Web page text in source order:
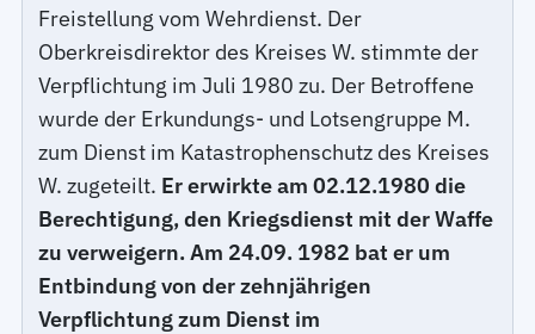
Freistellung vom Wehrdienst. Der
Oberkreisdirektor des Kreises W. stimmte der
Verpflichtung im Juli 1980 zu. Der Betroffene
wurde der Erkundungs- und Lotsengruppe M.
zum Dienst im Katastrophenschutz des Kreises
W. zugeteilt. Er erwirkte am 02.12.1980 die
Berechtigung, den Kriegsdienst mit der Waffe
zu verweigern. Am 24.09. 1982 bat er um
Entbindung von der zehnjährigen
Verpflichtung zum Dienst im